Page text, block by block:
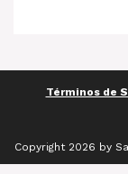
Términos de
Copyright 2026 by